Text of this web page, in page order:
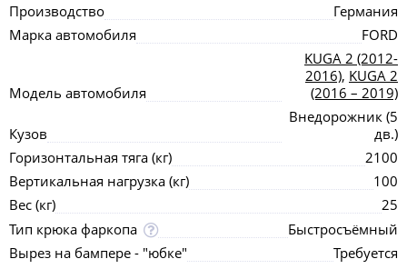
Производство
Германия
Марка автомобиля
FORD
Модель автомобиля
KUGA 2 (2012-
2016), KUGA 2
(2016 – 2019)
Кузов
Внедорожник (5
дв.)
Горизонтальная тяга (кг)
2100
Вертикальная нагрузка (кг)
100
Вес (кг)
25
Тип крюка фаркопа
Быстросъёмный
Вырез на бампере - "юбке"
Требуется